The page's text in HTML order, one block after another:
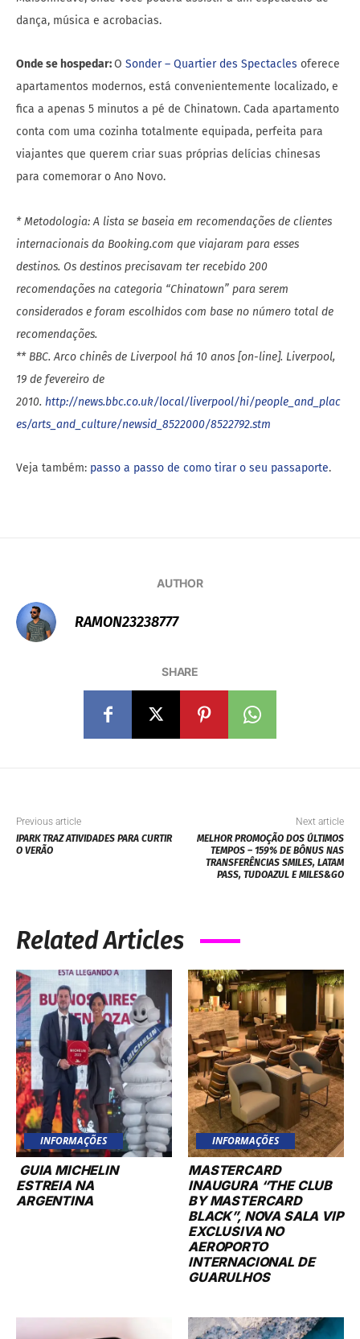
dança, música e acrobacias.
Onde se hospedar:O Sonder – Quartier des Spectacles oferece
apartamentos modernos, está convenientemente localizado, e
fica a apenas 5 minutos a pé de Chinatown. Cada apartamento
conta com uma cozinha totalmente equipada, perfeita para
viajantes que querem criar suas próprias delícias chinesas
para comemorar o Ano Novo.
* Metodologia: A lista se baseia em recomendações de clientes
internacionais da Booking.com que viajaram para esses
destinos. Os destinos precisavam ter recebido 200
recomendações na categoria “Chinatown” para serem
considerados e foram escolhidos com base no número total de
recomendações.
** BBC. Arco chinês de Liverpool há 10 anos [on-line]. Liverpool,
19 de fevereiro de
2010. http://news.bbc.co.uk/local/liverpool/hi/people_and_plac
es/arts_and_culture/newsid_8522000/8522792.stm
Veja também: passo a passo de como tirar o seu passaporte.
AUTHOR
RAMON23238777
SHARE
Previous article
IPARK TRAZ ATIVIDADES PARA CURTIR
O VERÃO
Next article
MELHOR PROMOÇÃO DOS ÚLTIMOS
TEMPOS – 159% DE BÔNUS NAS
TRANSFERÊNCIAS SMILES, LATAM
PASS, TUDOAZUL E MILES&GO
Related Articles
INFORMAÇÕES
GUIA MICHELIN
ESTREIA NA
ARGENTINA
INFORMAÇÕES
MASTERCARD
INAUGURA “THE CLUB
BY MASTERCARD
BLACK”, NOVA SALA VIP
EXCLUSIVA NO
AEROPORTO
INTERNACIONAL DE
GUARULHOS